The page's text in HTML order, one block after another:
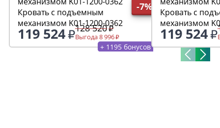
-7%
Кровать с подъемным
механизмом K01-1200-0362
119 524 128 520
Выгода 8 996
+ 1195 бонусов
Кровать с
механизмом
119 524